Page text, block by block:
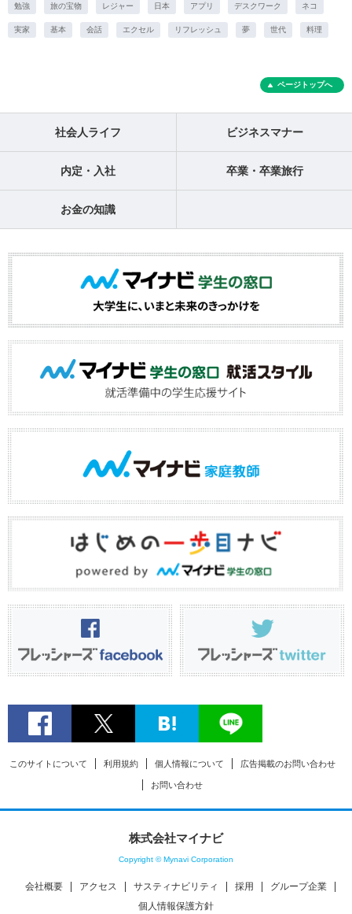
勉強 旅の宝物 レジャー 日本 アプリ デスクワーク ネコ
実家 基本 会話 エクセル リフレッシュ 夢 世代 料理
ページトップへ
社会人ライフ ビジネスマナー
内定・入社 卒業・卒業旅行
お金の知識
このサイトについて 利用規約 個人情報について 広告掲載のお問い合わせ
お問い合わせ
株式会社マイナビ
Copyright © Mynavi Corporation
会社概要 アクセス サスティナビリティ 採用
グループ企業
個人情報保護方針